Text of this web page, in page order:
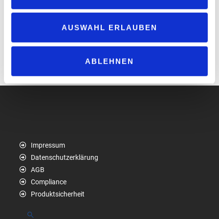
AUSWAHL ERLAUBEN
ABLEHNEN
können den neuen Tarif ab dem 2. Februar 2026 über die „ACV“
App beantragen und anschließend über die „EnBW mobility+“ App
Impressum
Datenschutzerklärung
AGB
Compliance
Produktsicherheit
Suchen